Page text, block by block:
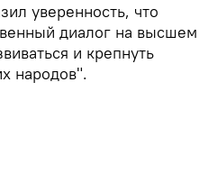
уверенность, что
диалог на высшем
и крепнуть
народов".